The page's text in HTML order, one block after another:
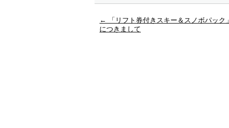
←
「リフト券付きスキー＆スノボパック」
につきまして